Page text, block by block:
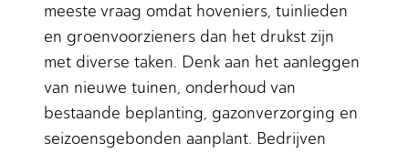
meeste vraag omdat hoveniers, tuinlieden
en groenvoorzieners dan het drukst zijn
met diverse taken. Denk aan het aanleggen
van nieuwe tuinen, onderhoud van
bestaande beplanting, gazonverzorging en
seizoensgebonden aanplant. Bedrijven